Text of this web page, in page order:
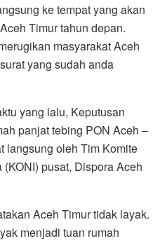
ke tempat yang akan
Timur tahun depan.
masyarakat Aceh
yang sudah anda
yang lalu, Keputusan
panjat tebing PON Aceh –
langsung oleh Tim Komite
pusat, Dispora Aceh
Aceh Timur tidak layak.
menjadi tuan rumah